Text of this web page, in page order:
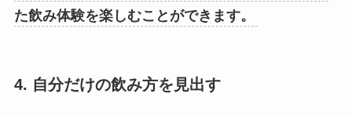
た飲み体験を楽しむことができます。
4. 自分だけの飲み方を見出す